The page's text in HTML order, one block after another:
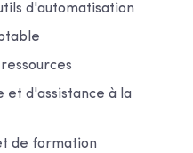
d'automatisation
d'assistance à la
de formation